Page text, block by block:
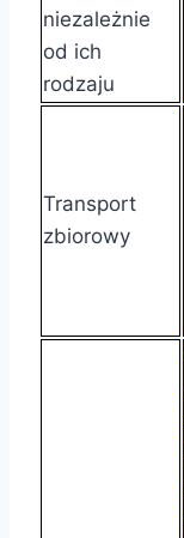
niezależnie
od ich
rodzaju
Transport
zbiorowy